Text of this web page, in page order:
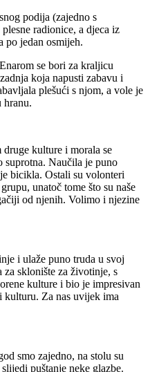
podija (zajedno s
radionice, a djeca iz
po jedan osmijeh.
se bori za kraljicu
koja napusti zabavu i
plešući s njom, a vole je
kulture i morala se
Naučila je puno
bicikla. Ostali su volonteri
unatoč tome što su naše
od njenih. Volimo i njezine
i ulaže puno truda u svoj
sklonište za životinje, s
kulture i bio je impresivan
kulturu. Za nas uvijek ima
smo zajedno, na stolu su
puštanje neke glazbe.